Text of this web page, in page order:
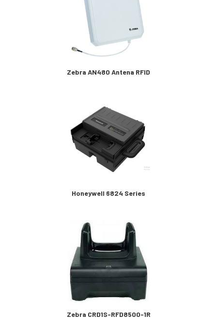
Zebra AN480 Antena RFID
Honeywell 6824 Series
Zebra CRD1S-RFD8500-1R